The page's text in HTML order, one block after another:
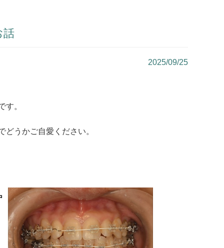
話
2025/09/25
す。
うかご自愛ください。